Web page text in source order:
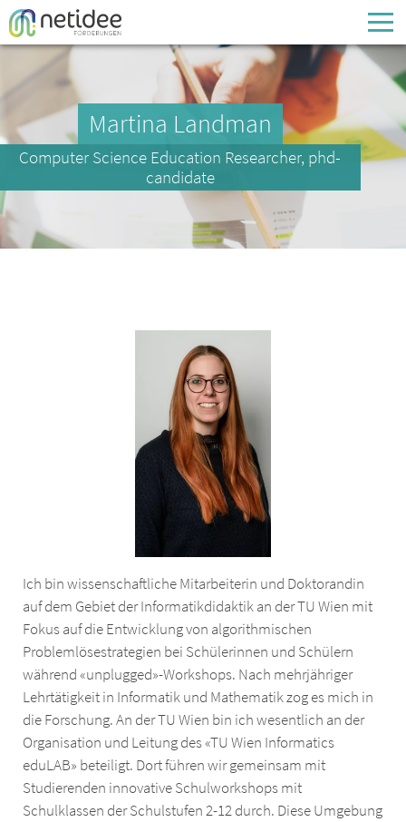
Enter your username or email address
Passwort
Passwort vergessen
Martina Landman
Computer Science Education Researcher, phd-
candidate
Ich bin wissenschaftliche Mitarbeiterin und Doktorandin
auf dem Gebiet der Informatikdidaktik an der TU Wien mit
Fokus auf die Entwicklung von algorithmischen
Problemlösestrategien bei Schülerinnen und Schülern
während «unplugged»-Workshops. Nach mehrjähriger
Lehrtätigkeit in Informatik und Mathematik zog es mich in
die Forschung. An der TU Wien bin ich wesentlich an der
Organisation und Leitung des «TU Wien Informatics
eduLAB» beteiligt. Dort führen wir gemeinsam mit
Studierenden innovative Schulworkshops mit
Schulklassen der Schulstufen 2-12 durch. Diese Umgebung